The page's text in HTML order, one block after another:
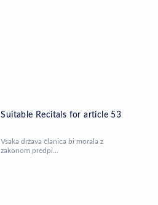
Suitable Recitals for article 53
Vsaka država članica bi morala z
zakonom predpi...